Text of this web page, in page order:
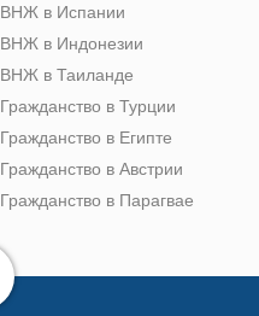
ВНЖ в Испании
ВНЖ в Индонезии
ВНЖ в Таиланде
Гражданство в Турции
Гражданство в Египте
Гражданство в Австрии
Гражданство в Парагвае